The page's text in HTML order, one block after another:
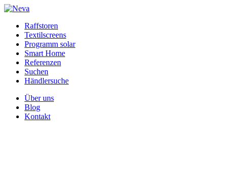
Raffstoren
Textilscreens
Programm solar
Smart Home
Referenzen
Suchen
Händlersuche
Über uns
Blog
Kontakt